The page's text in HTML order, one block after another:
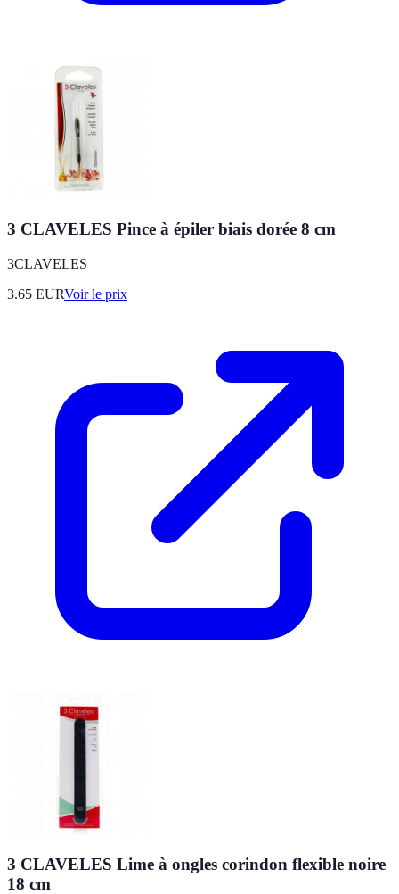
3 CLAVELES Pince à épiler biais dorée 8 cm
3CLAVELES
3.65 EURVoir le prix
3 CLAVELES Lime à ongles corindon flexible noire
18 cm